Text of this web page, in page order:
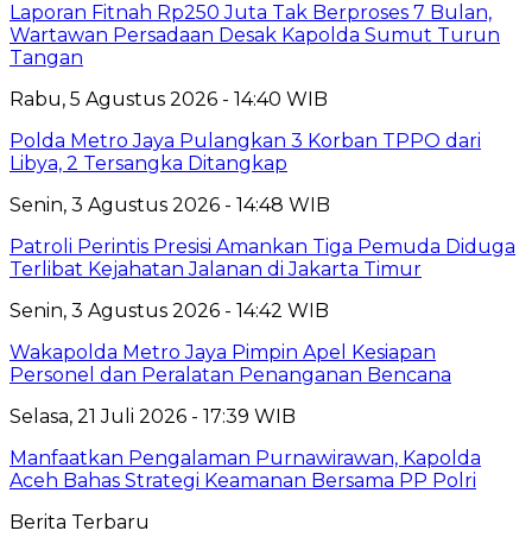
Laporan Fitnah Rp250 Juta Tak Berproses 7 Bulan,
Wartawan Persadaan Desak Kapolda Sumut Turun
Tangan
Rabu, 5 Agustus 2026 - 14:40 WIB
Polda Metro Jaya Pulangkan 3 Korban TPPO dari
Libya, 2 Tersangka Ditangkap
Senin, 3 Agustus 2026 - 14:48 WIB
Patroli Perintis Presisi Amankan Tiga Pemuda Diduga
Terlibat Kejahatan Jalanan di Jakarta Timur
Senin, 3 Agustus 2026 - 14:42 WIB
Wakapolda Metro Jaya Pimpin Apel Kesiapan
Personel dan Peralatan Penanganan Bencana
Selasa, 21 Juli 2026 - 17:39 WIB
Manfaatkan Pengalaman Purnawirawan, Kapolda
Aceh Bahas Strategi Keamanan Bersama PP Polri
Berita Terbaru